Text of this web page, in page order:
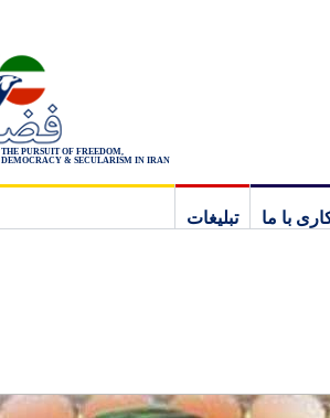
THE PURSUIT OF FREEDOM,
DEMOCRACY & SECULARISM IN IRAN
با ما
تبلیغات